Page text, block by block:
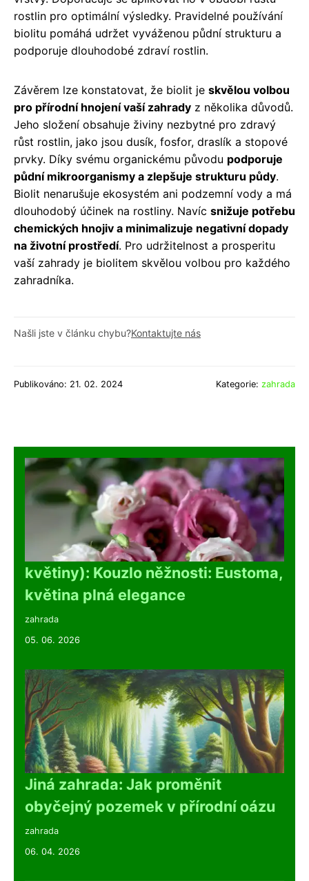
rostlin pro optimální výsledky. Pravidelné používání
biolitu pomáhá udržet vyváženou půdní strukturu a
podporuje dlouhodobé zdraví rostlin.
Závěrem lze konstatovat, že biolit je skvělou volbou
pro přírodní hnojení vaší zahrady z několika důvodů.
Jeho složení obsahuje živiny nezbytné pro zdravý
růst rostlin, jako jsou dusík, fosfor, draslík a stopové
prvky. Díky svému organickému původu podporuje
půdní mikroorganismy a zlepšuje strukturu půdy.
Biolit nenarušuje ekosystém ani podzemní vody a má
dlouhodobý účinek na rostliny. Navíc snižuje potřebu
chemických hnojiv a minimalizuje negativní dopady
na životní prostředí. Pro udržitelnost a prosperitu
vaší zahrady je biolitem skvělou volbou pro každého
zahradníka.
Našli jste v článku chybu?Kontaktujte nás
Publikováno: 21. 02. 2024 Kategorie: zahrada
květiny): Kouzlo něžnosti: Eustoma,
květina plná elegance
zahrada
05. 06. 2026
Jiná zahrada: Jak proměnit
obyčejný pozemek v přírodní oázu
zahrada
06. 04. 2026